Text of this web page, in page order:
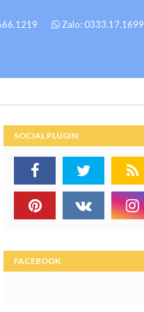
Zalo: 0333.17.1699
SOCIAL PLUGIN
FACEBOOK